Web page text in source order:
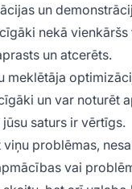
un
nekā vienkāršs
un atcerēts.
un var noturēt
saturs ir vērtīgs.
problēmas,
vai